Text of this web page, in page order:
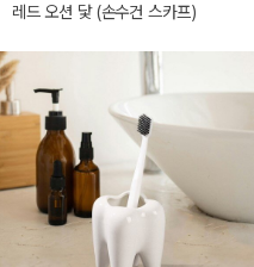
레드 오션 닻 (손수건 스카프)